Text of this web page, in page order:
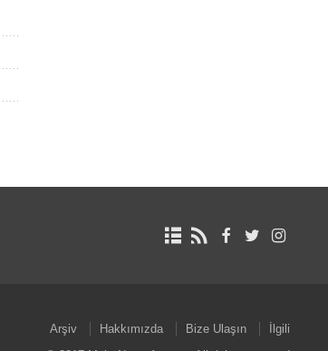
Arşiv Hakkımızda Bize Ulaşın
İlgili